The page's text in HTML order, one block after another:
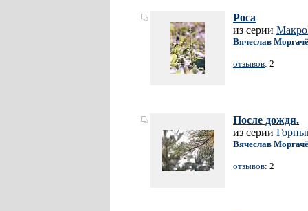
Роса
из серии
Вячеслав
отзывов: 2
После дождя.
из серии
Вячеслав
отзывов: 2